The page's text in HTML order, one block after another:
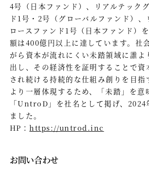
4号（日本ファンド）、リアルテック
ド1号・2号（グローバルファンド）
ロースファンド1号（日本ファンド）
額は400億円以上に達しています。社
がら資本が流れにくい未踏領域に誰よ
出し、その経済性を証明することで資
され続ける持続的な仕組み創りを目指
より一層体現するため、「未踏」を意
「UntroD」を社名として掲げ、2024
ました。
HP：https://untrod.inc
お問い合わせ